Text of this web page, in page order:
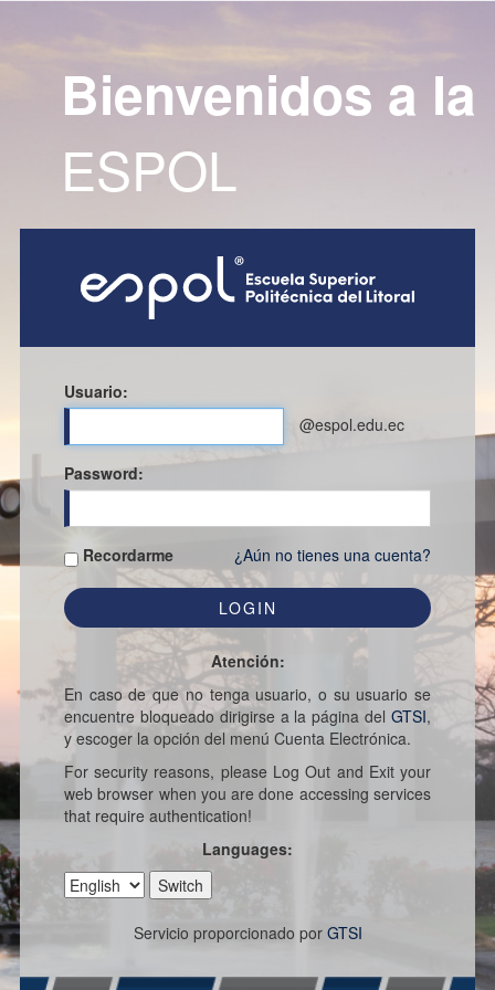
Bienvenidos a la
ESPOL
Usuario:
@espol.edu.ec
Password:
Recordarme ¿Aún no tienes una cuenta?
Atención:
En caso de que no tenga usuario, o su usuario se
encuentre bloqueado dirigirse a la página delGTSI,
y escoger la opción del menú Cuenta Electrónica.
For security reasons, please Log Out and Exit your
web browser when you are done accessing services
that require authentication!
Languages:
Servicio proporcionado por GTSI